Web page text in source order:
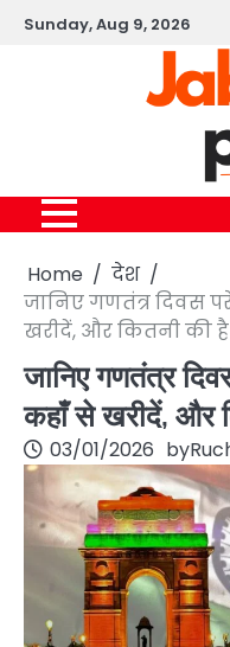
SkipSunday, Aug 9, 2026
Home
देश
जानिए गणतंत्र दिवस
खरीदें, और कितनी की
जानिए गणतंत्र
कहाँ से खरीदें, और
03/01/2026 by